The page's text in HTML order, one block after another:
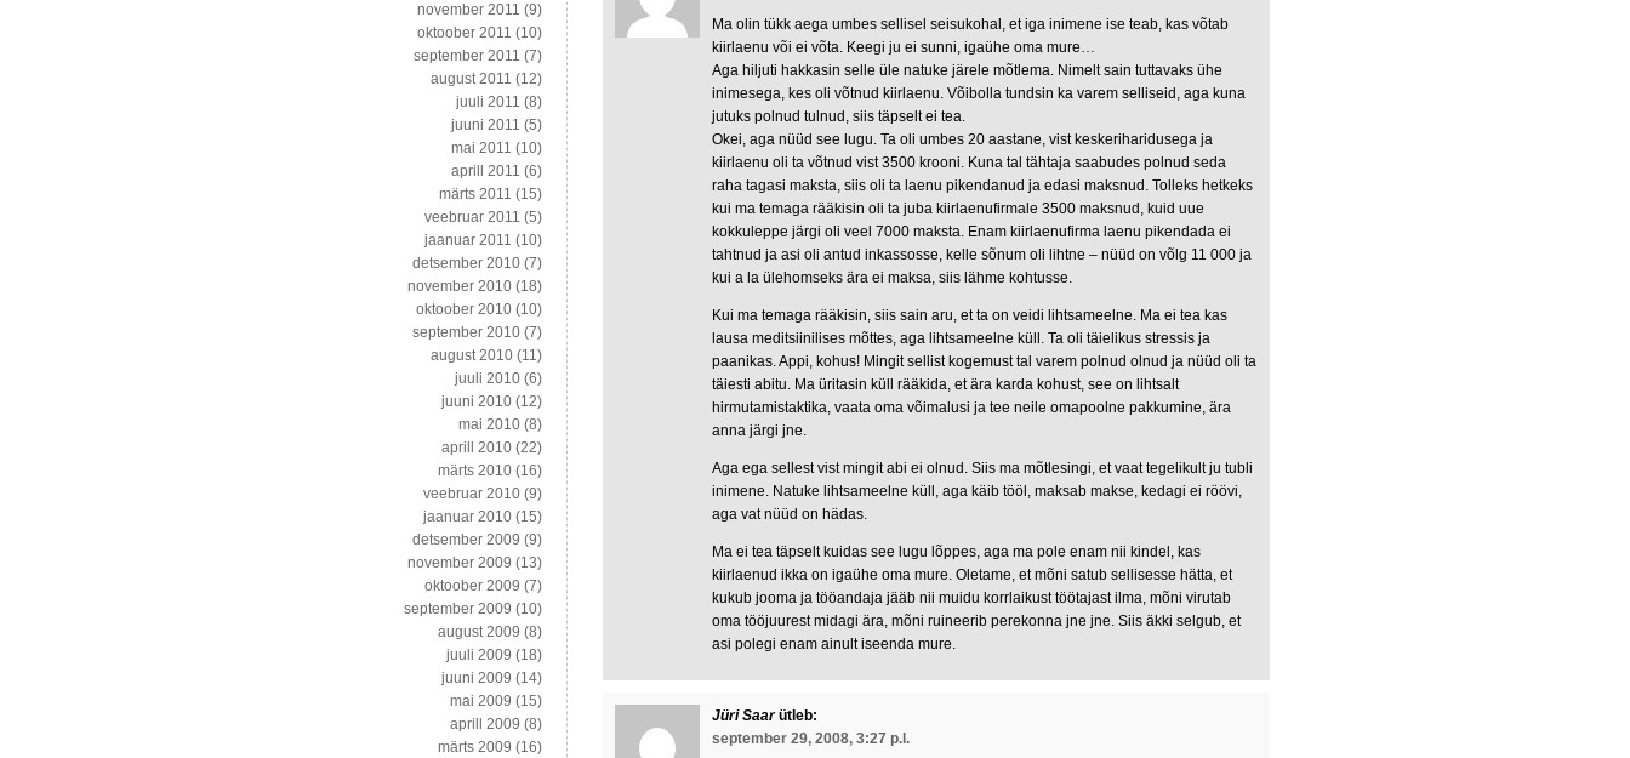
Ma olin tükk aega umbes sellisel seisukohal, et iga inimene ise teab, kas võtab
kiirlaenu või ei võta. Keegi ju ei sunni, igaühe oma mure…
Aga hiljuti hakkasin selle üle natuke järele mõtlema. Nimelt sain tuttavaks ühe
inimesega, kes oli võtnud kiirlaenu. Võibolla tundsin ka varem selliseid, aga kuna
jutuks polnud tulnud, siis täpselt ei tea.
Okei, aga nüüd see lugu. Ta oli umbes 20 aastane, vist keskeriharidusega ja
kiirlaenu oli ta võtnud vist 3500 krooni. Kuna tal tähtaja saabudes polnud seda
raha tagasi maksta, siis oli ta laenu pikendanud ja edasi maksnud. Tolleks hetkeks
kui ma temaga rääkisin oli ta juba kiirlaenufirmale 3500 maksnud, kuid uue
kokkuleppe järgi oli veel 7000 maksta. Enam kiirlaenufirma laenu pikendada ei
tahtnud ja asi oli antud inkassosse, kelle sõnum oli lihtne – nüüd on võlg 11 000 ja
kui a la ülehomseks ära ei maksa, siis lähme kohtusse.
Kui ma temaga rääkisin, siis sain aru, et ta on veidi lihtsameelne. Ma ei tea kas
lausa meditsiinilises mõttes, aga lihtsameelne küll. Ta oli täielikus stressis ja
paanikas. Appi, kohus! Mingit sellist kogemust tal varem polnud olnud ja nüüd oli ta
täiesti abitu. Ma üritasin küll rääkida, et ära karda kohust, see on lihtsalt
hirmutamistaktika, vaata oma võimalusi ja tee neile omapoolne pakkumine, ära
anna järgi jne.
Aga ega sellest vist mingit abi ei olnud. Siis ma mõtlesingi, et vaat tegelikult ju tubli
inimene. Natuke lihtsameelne küll, aga käib tööl, maksab makse, kedagi ei röövi,
aga vat nüüd on hädas.
Ma ei tea täpselt kuidas see lugu lõppes, aga ma pole enam nii kindel, kas
kiirlaenud ikka on igaühe oma mure. Oletame, et mõni satub sellisesse hätta, et
kukub jooma ja tööandaja jääb nii muidu korrlaikust töötajast ilma, mõni virutab
oma tööjuurest midagi ära, mõni ruineerib perekonna jne jne. Siis äkki selgub, et
asi polegi enam ainult iseenda mure.
Jüri Saar ütleb:
september 29, 2008, 3:27 p.l.
november 2011 (9)
oktoober 2011 (10)
september 2011 (7)
august 2011 (12)
juuli 2011 (8)
juuni 2011 (5)
mai 2011 (10)
aprill 2011 (6)
märts 2011 (15)
veebruar 2011 (5)
jaanuar 2011 (10)
detsember 2010 (7)
november 2010 (18)
oktoober 2010 (10)
september 2010 (7)
august 2010 (11)
juuli 2010 (6)
juuni 2010 (12)
mai 2010 (8)
aprill 2010 (22)
märts 2010 (16)
veebruar 2010 (9)
jaanuar 2010 (15)
detsember 2009 (9)
november 2009 (13)
oktoober 2009 (7)
september 2009 (10)
august 2009 (8)
juuli 2009 (18)
juuni 2009 (14)
mai 2009 (15)
aprill 2009 (8)
märts 2009 (16)